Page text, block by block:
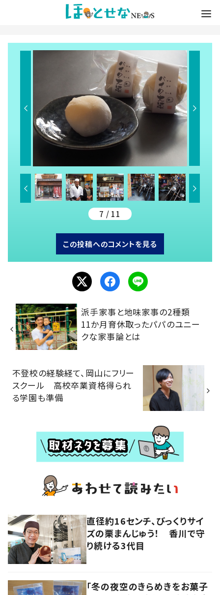
7 / 11
この投稿へのコメントを見る
派手家事と地味家事の2種類
11か月育休取ったパパのユニー
クな家事論とは
不登校の経験経て、岡山にフリー
スクール 高校卒業資格得られ
る学園も準備
直径約16センチ、びっくりサイ
ズの栗まんじゅう！ 香川で守
り続ける3代目
「冬の夜空のきらめきをお菓子